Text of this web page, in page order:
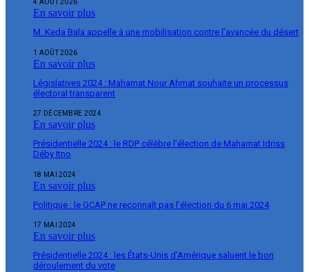
4 AOÛT 2026
En savoir plus
M. Keda Bala appelle à une mobilisation contre l’avancée du désert
1 AOÛT 2026
En savoir plus
Législatives 2024 : Mahamat Nour Ahmat souhaite un processus
électoral transparent
27 DÉCEMBRE 2024
En savoir plus
Présidentielle 2024 : le RDP célèbre l’élection de Mahamat Idriss
Déby Itno
18 MAI 2024
En savoir plus
Politique : le GCAP ne reconnaît pas l’élection du 6 mai 2024
17 MAI 2024
En savoir plus
Présidentielle 2024 : les États-Unis d’Amérique saluent le bon
déroulement du vote